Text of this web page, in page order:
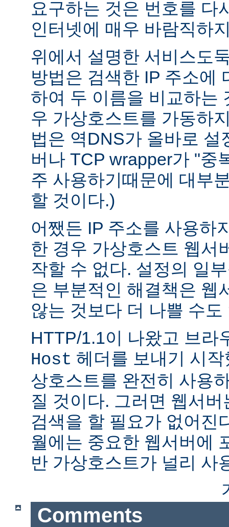
요구하는 것은 번호를 다
인터넷에 매우 바람직하
위에서 설명한 서비스도
방법은 검색한 IP 주소에
하여 두 이름을 비교하는
우 가상호스트를 가동하
법은 역DNS가 올바로 설
버나 TCP wrapper가 "중
주 사용하기때문에 대부
할 것이다.)
어쨌든 IP 주소를 사용하
한 경우 가상호스트 웹서
작할 수 없다. 설정의 일
은 부분적인 해결책은 웹
않는 것보다 더 나쁠 수도
HTTP/1.1이 나왔고 브라
Host 헤더를 보내기 시
상호스트를 완전히 사용
질 것이다. 그러면 웹서
검색을 할 필요가 없어진
월에는 중요한 웹서버에
반 가상호스트가 널리 사
Comments